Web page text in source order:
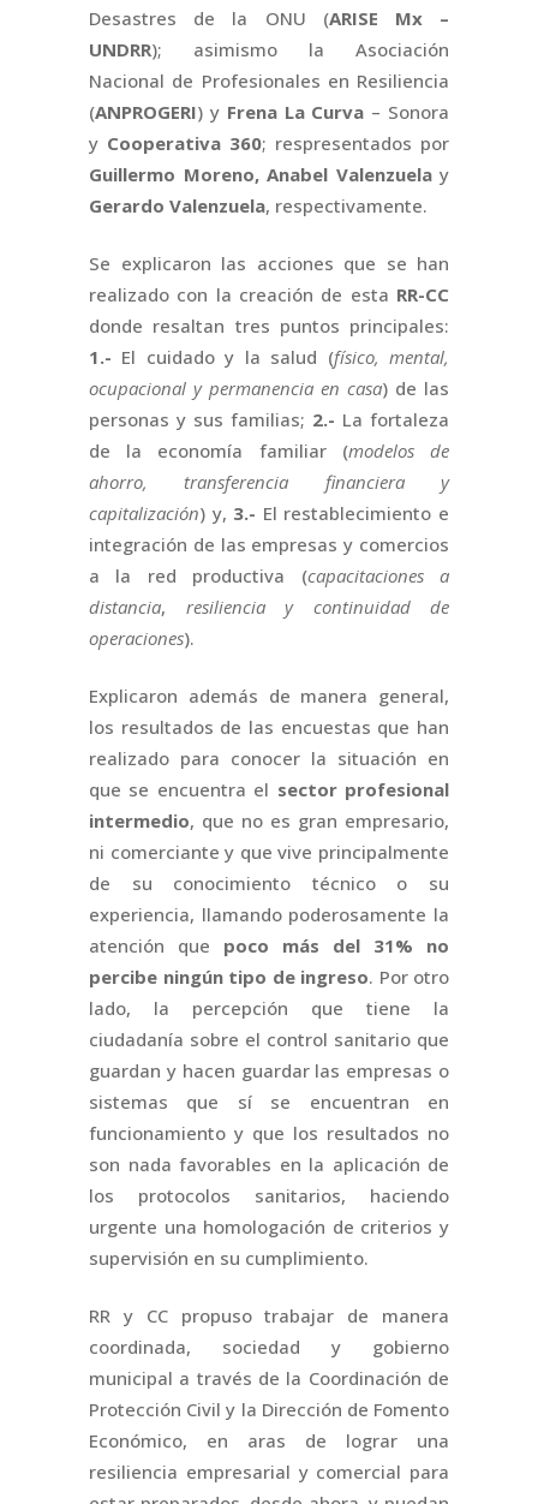
Desastres de la ONU (ARISE Mx –
UNDRR); asimismo la Asociación
Nacional de Profesionales en Resiliencia
(ANPROGERI) y Frena La Curva – Sonora
y Cooperativa 360; respresentados por
Guillermo Moreno, Anabel Valenzuela y
Gerardo Valenzuela, respectivamente.
Se explicaron las acciones que se han
realizado con la creación de esta RR-CC
donde resaltan tres puntos principales:
1.- El cuidado y la salud (físico, mental,
ocupacional y permanencia en casa) de las
personas y sus familias; 2.- La fortaleza
de la economía familiar (modelos de
ahorro, transferencia financiera y
capitalización) y, 3.- El restablecimiento e
integración de las empresas y comercios
a la red productiva (capacitaciones a
distancia, resiliencia y continuidad de
operaciones).
Explicaron además de manera general,
los resultados de las encuestas que han
realizado para conocer la situación en
que se encuentra el sector profesional
intermedio, que no es gran empresario,
ni comerciante y que vive principalmente
de su conocimiento técnico o su
experiencia, llamando poderosamente la
atención que poco más del 31% no
percibe ningún tipo de ingreso. Por otro
lado, la percepción que tiene la
ciudadanía sobre el control sanitario que
guardan y hacen guardar las empresas o
sistemas que sí se encuentran en
funcionamiento y que los resultados no
son nada favorables en la aplicación de
los protocolos sanitarios, haciendo
urgente una homologación de criterios y
supervisión en su cumplimiento.
RR y CC propuso trabajar de manera
coordinada, sociedad y gobierno
municipal a través de la Coordinación de
Protección Civil y la Dirección de Fomento
Económico, en aras de lograr una
resiliencia empresarial y comercial para